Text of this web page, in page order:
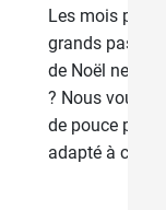
Les mois
grands pas…
de Noël ne
? Nous vous
de pouce pour
adapté à